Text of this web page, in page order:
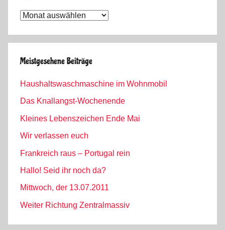
Tagebuch
Meistgesehene Beiträge
Haushaltswaschmaschine im Wohnmobil
Das Knallangst-Wochenende
Kleines Lebenszeichen Ende Mai
Wir verlassen euch
Frankreich raus – Portugal rein
Hallo! Seid ihr noch da?
Mittwoch, der 13.07.2011
Weiter Richtung Zentralmassiv